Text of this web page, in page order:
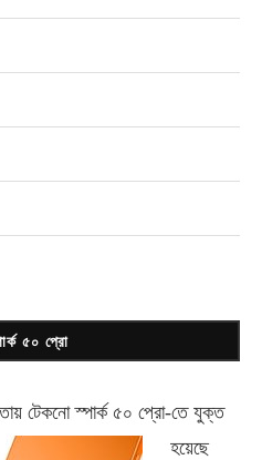
৫০ প্রো
টেকনোস্পার্ক ৫০ প্রো-তে যুক্ত
হয়েছে